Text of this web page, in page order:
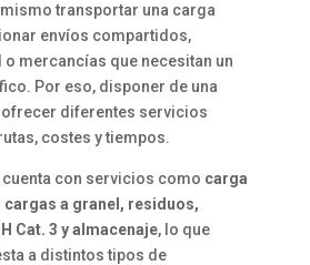
transportar una carga
envíos compartidos,
mercancías que necesitan un
Por eso, disponer de una
ofrecer diferentes servicios
costes y tiempos.
con servicios como carga
a granel, residuos,
Cat. 3 y almacenaje, lo que
a distintos tipos de